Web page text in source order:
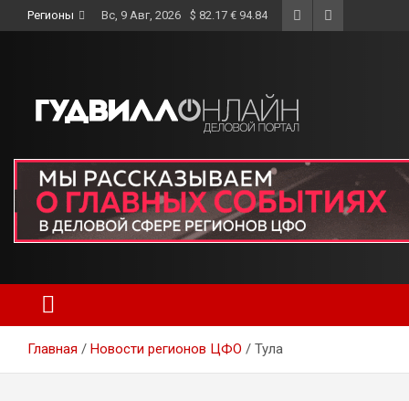
to
Регионы Вс, 9 Авг, 2026 $ 82.17 € 94.84
Главная Новости регионов ЦФО Тула